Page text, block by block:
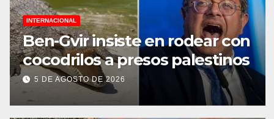
INTERNACIONAL
Ben-Gvir insiste en rodear con
cocodrilos a presos palestinos
5 DE AGOSTO DE 2026